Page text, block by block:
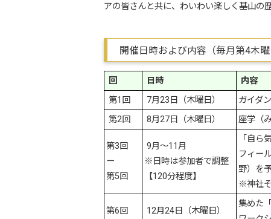
アの皆さんと共に、わいわい楽しく基山の
開催日時および内容（毎月第4木
回 日時
内容
第1回
7月23日（木曜日）
ガイダ
第2回
8月27日（木曜日） 座学（
第3回
ー
第5回
9月～11月
※日時は参加者で調整
【120分程度】
「自ら
フィー
野）を
※神社
第6回 12月24日（木曜日）
集めた